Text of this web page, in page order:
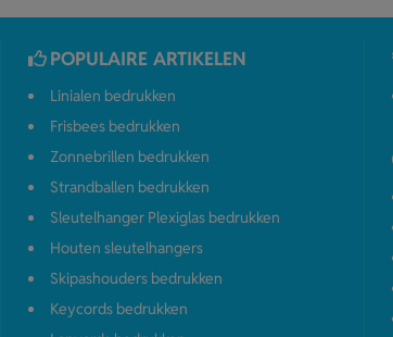
POPULAIRE ARTIKELEN
Linialen bedrukken
Frisbees bedrukken
Zonnebrillen bedrukken
Strandballen bedrukken
Sleutelhanger Plexiglas bedrukken
Houten sleutelhangers
Skipashouders bedrukken
Keycords bedrukken